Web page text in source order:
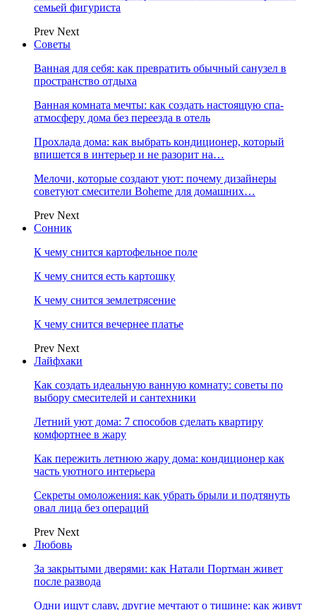
семьей фигуриста
Prev Next
Советы
Ванная для себя: как превратить обычный санузел в
пространство отдыха
Ванная комната мечты: как создать настоящую спа-
атмосферу дома без переезда в отель
Прохлада дома: как выбрать кондиционер, который
впишется в интерьер и не разорит на…
Мелочи, которые создают уют: почему дизайнеры
советуют смесители Boheme для домашних…
Prev Next
Сонник
К чему снится картофельное поле
К чему снится есть картошку
К чему снится землетрясение
К чему снится вечернее платье
Prev Next
Лайфхаки
Как создать идеальную ванную комнату: советы по
выбору смесителей и сантехники
Летний уют дома: 7 способов сделать квартиру
комфортнее в жару
Как пережить летнюю жару дома: кондиционер как
часть уютного интерьера
Секреты омоложения: как убрать брыли и подтянуть
овал лица без операций
Prev Next
Любовь
За закрытыми дверями: как Натали Портман живет
после развода
Одни ищут славу, другие мечтают о тишине: как живут